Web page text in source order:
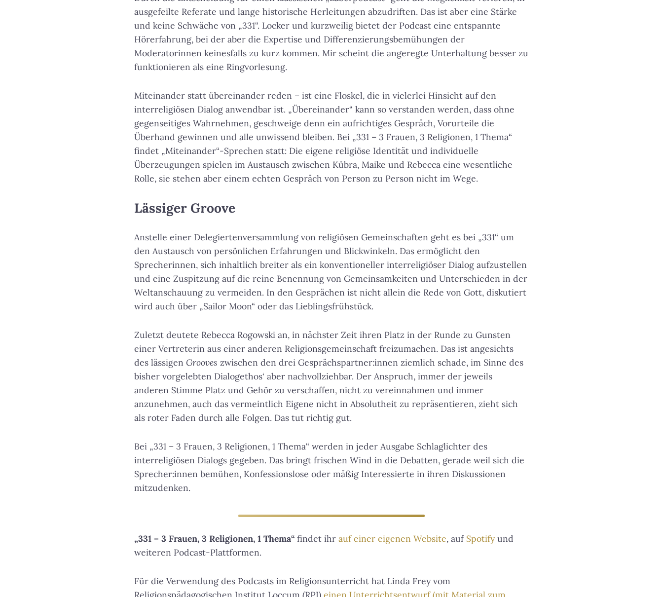
ausgefeilte Referate und lange historische Herleitungen abzudriften. Das ist aber eine Stärke
und keine Schwäche von „331“. Locker und kurzweilig bietet der Podcast eine entspannte
Hörerfahrung, bei der aber die Expertise und Differenzierungsbemühungen der
Moderatorinnen keinesfalls zu kurz kommen. Mir scheint die angeregte Unterhaltung besser zu
funktionieren als eine Ringvorlesung.
Miteinander statt übereinander reden – ist eine Floskel, die in vielerlei Hinsicht auf den
interreligiösen Dialog anwendbar ist. „Übereinander“ kann so verstanden werden, dass ohne
gegenseitiges Wahrnehmen, geschweige denn ein aufrichtiges Gespräch, Vorurteile die
Überhand gewinnen und alle unwissend bleiben. Bei „331 – 3 Frauen, 3 Religionen, 1 Thema“
findet „Miteinander“-Sprechen statt: Die eigene religiöse Identität und individuelle
Überzeugungen spielen im Austausch zwischen Kübra, Maike und Rebecca eine wesentliche
Rolle, sie stehen aber einem echten Gespräch von Person zu Person nicht im Wege.
Lässiger Groove
Anstelle einer Delegiertenversammlung von religiösen Gemeinschaften geht es bei „331“ um
den Austausch von persönlichen Erfahrungen und Blickwinkeln. Das ermöglicht den
Sprecherinnen, sich inhaltlich breiter als ein konventioneller interreligiöser Dialog aufzustellen
und eine Zuspitzung auf die reine Benennung von Gemeinsamkeiten und Unterschieden in der
Weltanschauung zu vermeiden. In den Gesprächen ist nicht allein die Rede von Gott, diskutiert
wird auch über „Sailor Moon“ oder das Lieblingsfrühstück.
Zuletzt deutete Rebecca Rogowski an, in nächster Zeit ihren Platz in der Runde zu Gunsten
einer Vertreterin aus einer anderen Religionsgemeinschaft freizumachen. Das ist angesichts
des lässigen Grooves zwischen den drei Gesprächspartner:innen ziemlich schade, im Sinne des
bisher vorgelebten Dialogethos‘ aber nachvollziehbar. Der Anspruch, immer der jeweils
anderen Stimme Platz und Gehör zu verschaffen, nicht zu vereinnahmen und immer
anzunehmen, auch das vermeintlich Eigene nicht in Absolutheit zu repräsentieren, zieht sich
als roter Faden durch alle Folgen. Das tut richtig gut.
Bei „331 – 3 Frauen, 3 Religionen, 1 Thema“ werden in jeder Ausgabe Schlaglichter des
interreligiösen Dialogs gegeben. Das bringt frischen Wind in die Debatten, gerade weil sich die
Sprecher:innen bemühen, Konfessionslose oder mäßig Interessierte in ihren Diskussionen
mitzudenken.
„331 – 3 Frauen, 3 Religionen, 1 Thema“ findet ihr auf einer eigenen Website, auf Spotifyund
weiteren Podcast-Plattformen.
Für die Verwendung des Podcasts im Religionsunterricht hat Linda Frey vom